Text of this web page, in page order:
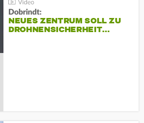
Dobrindt:
NEUES ZENTRUM SOLL ZU
DROHNENSICHERHEIT…